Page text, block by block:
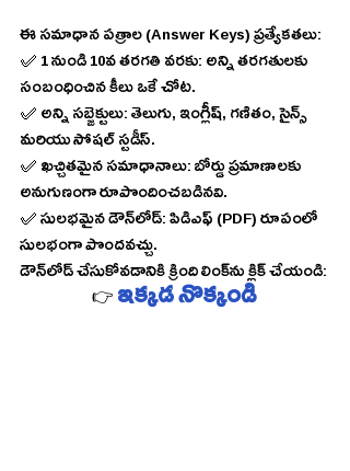
ఈ సమాధాన పత్రాల (Answer Keys) ప్రత్యేకతలు:
✅ 1 నుండి 10వ తరగతి వరకు: అన్ని తరగతులకు
సంబంధించిన కీలు ఒకే చోట.
✅ అన్ని సబ్జెక్టులు: తెలుగు, ఇంగ్లీష్, గణితం, సైన్స్
మరియు సోషల్ స్టడీస్.
✅ ఖచ్చితమైన సమాధానాలు: బోర్డు ప్రమాణాలకు
అనుగుణంగా రూపొందించబడినవి.
✅ సులభమైన డౌన్‌లోడ్: పిడిఎఫ్ (PDF) రూపంలో
సులభంగా పొందవచ్చు.
డౌన్‌లోడ్ చేసుకోవడానికి క్రింది లింక్‌ను క్లిక్ చేయండి:
👉 ఇక్కడ నొక్కండి